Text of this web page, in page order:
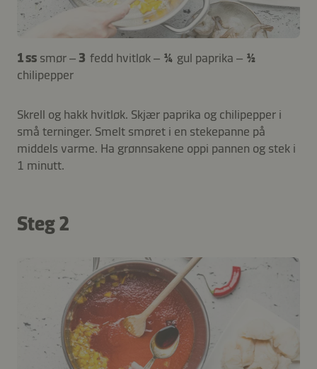
1 ss smør – 3 fedd hvitløk – ¼ gul paprika – ½
chilipepper
Skrell og hakk hvitløk. Skjær paprika og chilipepper i
små terninger. Smelt smøret i en stekepanne på
middels varme. Ha grønnsakene oppi pannen og stek i
1 minutt.
Steg 2